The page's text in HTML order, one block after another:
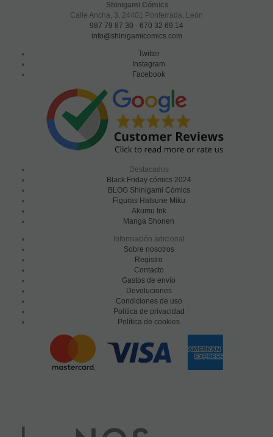
Shinigami Cómics
Calle Ancha, 3 24401 Ponferrada, León
987 79 87 30 - 670 32 69 14
info@shinigamicomics.com
Twitter
Instagram
Facebook
Destacados
Black Friday cómics 2024
BLOG Shinigami Cómics
Figuras Hatsune Miku
Akumu Ink
Manga Shonen
Información adicional
Sobre nosotros
Registro
Contacto
Gastos de envío
Devoluciones
Condiciones de uso
Política de privacidad
Política de cookies